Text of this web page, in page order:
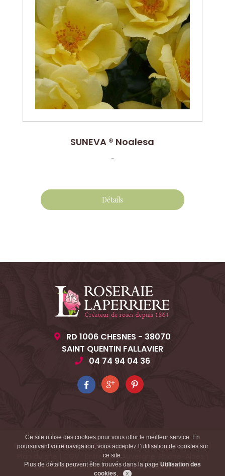
SUNEVA ® Noalesa
...
Détails
RD 1006 CHESNES - 38070
SAINT QUENTIN FALLAVIER
04 74 94 04 36
© 2026ROSERAIE LAPERRIERE|Mentions légales|RGPD|
Entreprise Auvergne-Rhône-Alpes
Création de site internet SERCO POINT WEB
Ce site utilise des cookies pour vous offrir le meilleur service. En
poursuivant votre navigation, vous acceptez l’utilisation de cookies sur
ce site.
Plus de détails peuvent être trouvés dans la page Utilisation des
cookies.